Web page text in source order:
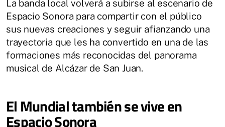
La banda local volverá a subirse al escenario de
Espacio Sonora para compartir con el público
sus nuevas creaciones y seguir afianzando una
trayectoria que les ha convertido en una de las
formaciones más reconocidas del panorama
musical de Alcázar de San Juan.
El Mundial también se vive en
Espacio Sonora